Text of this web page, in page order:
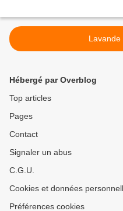
Hébergé par Overblog
Top articles
Pages
Contact
Signaler un abus
C.G.U.
Cookies et données
Préférences cookies